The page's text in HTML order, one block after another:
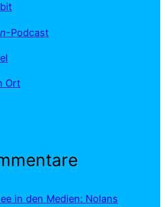
-Podcast
Ort
in den Medien: Nolans